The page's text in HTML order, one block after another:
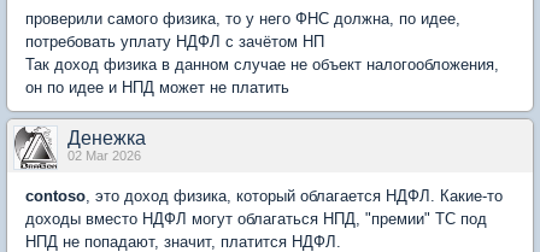
проверили самого физика, то у него ФНС должна, по идее,
потребовать уплату НДФЛ с зачётом НП
Так доход физика в данном случае не объект налогообложения,
он по идее и НПД может не платить
Денежка
02 Mar 2026
contoso, это доход физика, который облагается НДФЛ. Какие-то
доходы вместо НДФЛ могут облагаться НПД, "премии" ТС под
НПД не попадают, значит, платится НДФЛ.